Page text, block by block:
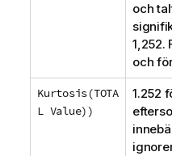
och
1,252.
och
Kurtosis(TOTA
L Value))
1.252